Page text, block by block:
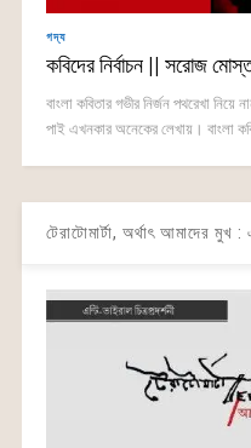
গদ্য
কবিদের নির্বাচন || সরোজ
বাংলা কবিতার গভীর নির্জন পথরেখা
পাই এখনকার অনেকের লেখায়। বাংলা
টেরাটোমার্টা, অর্থাৎ আমাদের মুখ :